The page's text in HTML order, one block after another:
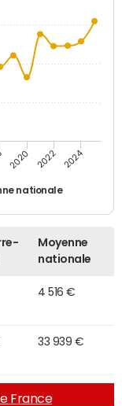
nationale
2020 2022 2024
Moyenne
nationale
4 516 €
33 939 €
France